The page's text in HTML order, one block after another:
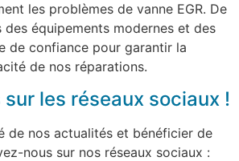
les problèmes de vanne EGR. De
des équipements modernes et des
de confiance pour garantir la
de nos réparations.
les réseaux sociaux !
de nos actualités et bénéficier de
nous sur nos réseaux sociaux :